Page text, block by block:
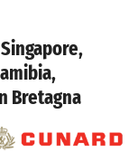
Bretagna